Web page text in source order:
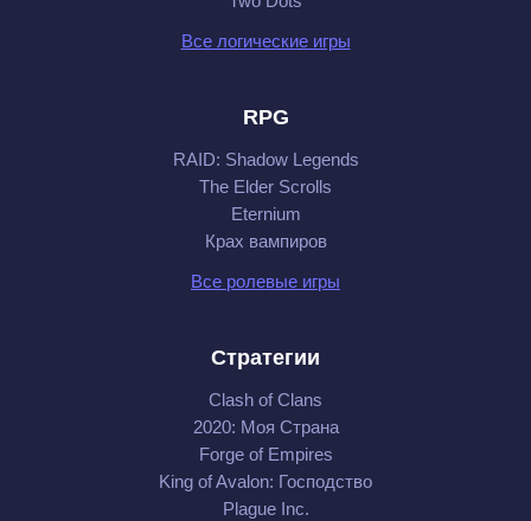
Все логические игры
RPG
RAID: Shadow Legends
The Elder Scrolls
Eternium
Крах вампиров
Все ролевые игры
Стратегии
Clash of Clans
2020: Моя Cтрана
Forge of Empires
King of Avalon: Господство
Plague Inc.